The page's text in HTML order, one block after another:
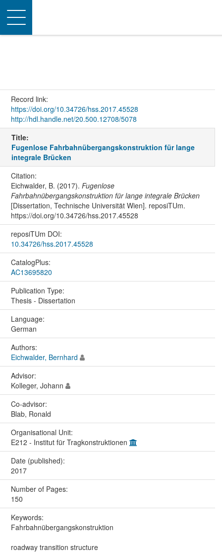
Toggle
navigation
Record link:
https://doi.org/10.34726/hss.2017.45528
http://hdl.handle.net/20.500.12708/5078
Title:
Fugenlose Fahrbahnübergangskonstruktion für lange
integrale Brücken
Citation:
Eichwalder, B. (2017). Fugenlose
Fahrbahnübergangskonstruktion für lange integrale Brücken
[Dissertation, Technische Universität Wien]. reposiTUm.
https://doi.org/10.34726/hss.2017.45528
reposiTUm DOI:
10.34726/hss.2017.45528
CatalogPlus:
AC13695820
Publication Type:
Thesis - Dissertation
Language:
German
Authors:
Eichwalder, Bernhard
Advisor:
Kolleger, Johann
Co-advisor:
Blab, Ronald
Organisational Unit:
E212 - Institut für Tragkonstruktionen
Date (published):
2017
Number of Pages:
150
Keywords:
Fahrbahnübergangskonstruktion
roadway transition structure